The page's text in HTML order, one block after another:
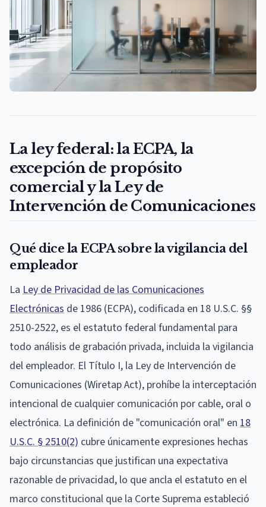
La ley federal: la ECPA, la
excepción de propósito
comercial y la Ley de
Intervención de Comunicaciones
Qué dice la ECPA sobre la vigilancia del
empleador
La Ley de Privacidad de las Comunicaciones
Electrónicas de 1986 (ECPA), codificada en 18 U.S.C. §§
2510-2522, es el estatuto federal fundamental para
todo análisis de grabación privada, incluida la vigilancia
del empleador. El Título I, la Ley de Intervención de
Comunicaciones (Wiretap Act), prohíbe la interceptación
intencional de cualquier comunicación por cable, oral o
electrónica. La definición de "comunicación oral" en 18
U.S.C. § 2510(2) cubre únicamente expresiones hechas
bajo circunstancias que justifican una expectativa
razonable de privacidad, lo que ancla el estatuto en el
marco constitucional que la Corte Suprema estableció